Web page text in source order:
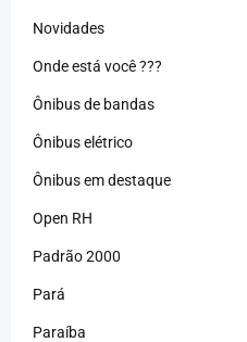
Novidades
Onde está você ???
Ônibus de bandas
Ônibus elétrico
Ônibus em destaque
Open RH
Padrão 2000
Pará
Paraíba